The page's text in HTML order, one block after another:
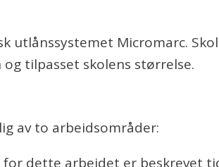
utlånssystemet Micromarc.
tilpasset skolens størrelse.
av to arbeidsområder:
dette arbeidet er beskrevet